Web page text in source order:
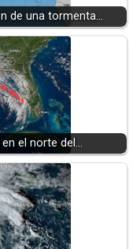
de una tormenta…
el norte del…